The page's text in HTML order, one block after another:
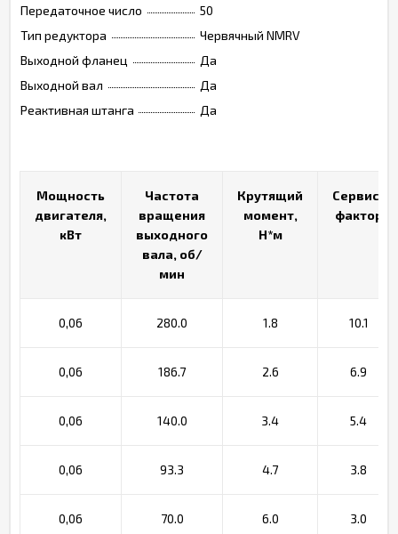
Передаточное число
50
Тип редуктора
Червячный NMRV
Выходной фланец
Да
Выходной вал
Да
Реактивная штанга
Да
Мощность
двигателя,
кВт
Частота
вращения
выходного
вала, об/
мин
Крутящий
момент,
Н*м
Сервис-
фактор
0,06 280.0 1.8 10.1
0,06 186.7 2.6 6.9
0,06 140.0 3.4 5.4
0,06 93.3 4.7 3.8
0,06 70.0 6.0 3.0
Мощность
двигателя,
кВт
Частота
вращения
выходного
вала, об/
мин
Крутящий
момент,
Н*м
Сервис-
фактор